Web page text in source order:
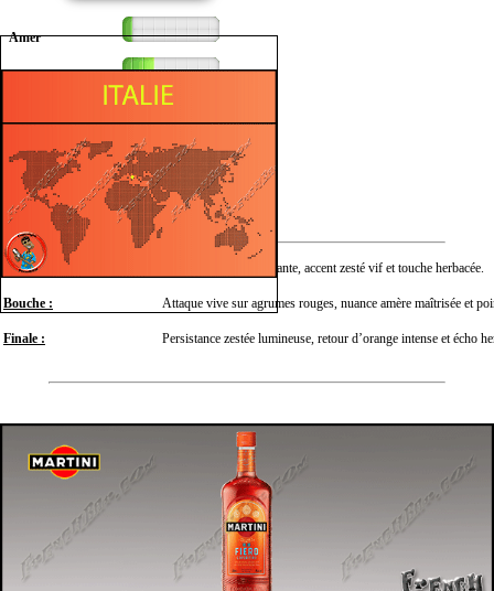
Amer
Fruité
Herbacé
Sucré
Nez : Orange sanguine éclatante, accent zesté vif et touche herbacée.
Bouche : Attaque vive sur agrumes rouges, nuance amère maîtrisée et
Finale : Persistance zestée lumineuse, retour d’orange intense et écho